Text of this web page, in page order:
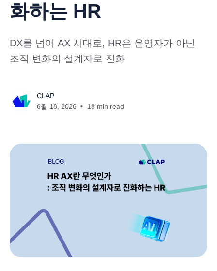
화하는 HR
DX를 넘어 AX 시대로, HR은 운영자가 아닌
조직 변화의 설계자로 진화
CLAP
6월 18, 2026
18 min read